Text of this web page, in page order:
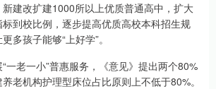
建改扩建1000所以上优质普通高中，扩大
到校比例，逐步提高优质高校本科招生规
多孩子能够“上好学”。
一老一小”普惠服务，《意见》提出两个80%
老机构护理型床位占比原则上不低于80%。